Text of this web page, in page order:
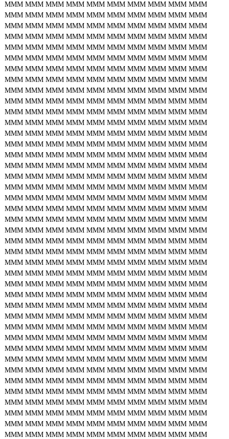
MMM MMM MMM MMM MMM MMM MMM MMM MMM MMM
MMM MMM MMM MMM MMM MMM MMM MMM MMM MMM
MMM MMM MMM MMM MMM MMM MMM MMM MMM MMM
MMM MMM MMM MMM MMM MMM MMM MMM MMM MMM
MMM MMM MMM MMM MMM MMM MMM MMM MMM MMM
MMM MMM MMM MMM MMM MMM MMM MMM MMM MMM
MMM MMM MMM MMM MMM MMM MMM MMM MMM MMM
MMM MMM MMM MMM MMM MMM MMM MMM MMM MMM
MMM MMM MMM MMM MMM MMM MMM MMM MMM MMM
MMM MMM MMM MMM MMM MMM MMM MMM MMM MMM
MMM MMM MMM MMM MMM MMM MMM MMM MMM MMM
MMM MMM MMM MMM MMM MMM MMM MMM MMM MMM
MMM MMM MMM MMM MMM MMM MMM MMM MMM MMM
MMM MMM MMM MMM MMM MMM MMM MMM MMM MMM
MMM MMM MMM MMM MMM MMM MMM MMM MMM MMM
MMM MMM MMM MMM MMM MMM MMM MMM MMM MMM
MMM MMM MMM MMM MMM MMM MMM MMM MMM MMM
MMM MMM MMM MMM MMM MMM MMM MMM MMM MMM
MMM MMM MMM MMM MMM MMM MMM MMM MMM MMM
MMM MMM MMM MMM MMM MMM MMM MMM MMM MMM
MMM MMM MMM MMM MMM MMM MMM MMM MMM MMM
MMM MMM MMM MMM MMM MMM MMM MMM MMM MMM
MMM MMM MMM MMM MMM MMM MMM MMM MMM MMM
MMM MMM MMM MMM MMM MMM MMM MMM MMM MMM
MMM MMM MMM MMM MMM MMM MMM MMM MMM MMM
MMM MMM MMM MMM MMM MMM MMM MMM MMM MMM
MMM MMM MMM MMM MMM MMM MMM MMM MMM MMM
MMM MMM MMM MMM MMM MMM MMM MMM MMM MMM
MMM MMM MMM MMM MMM MMM MMM MMM MMM MMM
MMM MMM MMM MMM MMM MMM MMM MMM MMM MMM
MMM MMM MMM MMM MMM MMM MMM MMM MMM MMM
MMM MMM MMM MMM MMM MMM MMM MMM MMM MMM
MMM MMM MMM MMM MMM MMM MMM MMM MMM MMM
MMM MMM MMM MMM MMM MMM MMM MMM MMM MMM
MMM MMM MMM MMM MMM MMM MMM MMM MMM MMM
MMM MMM MMM MMM MMM MMM MMM MMM MMM MMM
MMM MMM MMM MMM MMM MMM MMM MMM MMM MMM
MMM MMM MMM MMM MMM MMM MMM MMM MMM MMM
MMM MMM MMM MMM MMM MMM MMM MMM MMM MMM
MMM MMM MMM MMM MMM MMM MMM MMM MMM MMM
MMM MMM MMM MMM MMM MMM MMM MMM MMM MMM